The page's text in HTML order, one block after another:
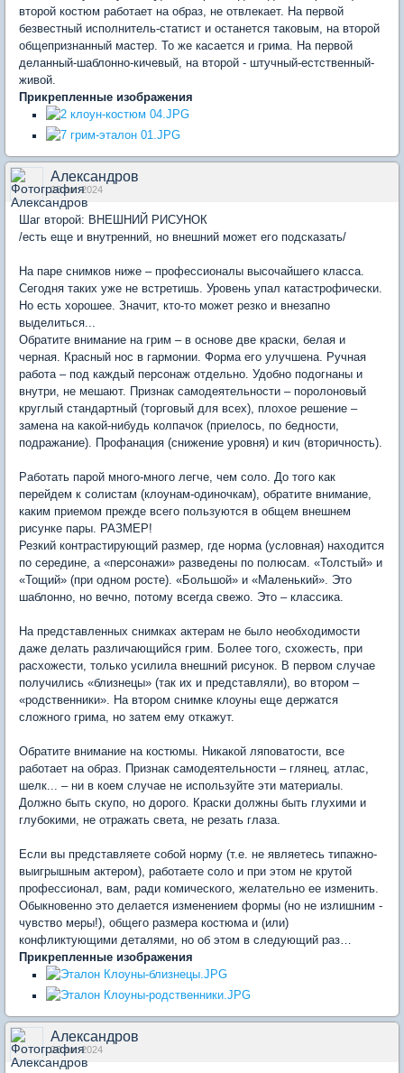
второй костюм работает на образ, не отвлекает. На первой
безвестный исполнитель-статист и останется таковым, на второй
общепризнанный мастер. То же касается и грима. На первой
деланный-шаблонно-кичевый, на второй - штучный-естственный-
живой.
Прикрепленные изображения
Александров
28 авг 2024
Шаг второй: ВНЕШНИЙ РИСУНОК
/есть еще и внутренний, но внешний может его подсказать/
На паре снимков ниже – профессионалы высочайшего класса.
Сегодня таких уже не встретишь. Уровень упал катастрофически.
Но есть хорошее. Значит, кто-то может резко и внезапно
выделиться...
Обратите внимание на грим – в основе две краски, белая и
черная. Красный нос в гармонии. Форма его улучшена. Ручная
работа – под каждый персонаж отдельно. Удобно подогнаны и
внутри, не мешают. Признак самодеятельности – поролоновый
круглый стандартный (торговый для всех), плохое решение –
замена на какой-нибудь колпачок (приелось, по бедности,
подражание). Профанация (снижение уровня) и кич (вторичность).
Работать парой много-много легче, чем соло. До того как
перейдем к солистам (клоунам-одиночкам), обратите внимание,
каким приемом прежде всего пользуются в общем внешнем
рисунке пары. РАЗМЕР!
Резкий контрастирующий размер, где норма (условная) находится
по середине, а «персонажи» разведены по полюсам. «Толстый» и
«Тощий» (при одном росте). «Большой» и «Маленький». Это
шаблонно, но вечно, потому всегда свежо. Это – классика.
На представленных снимках актерам не было необходимости
даже делать различающийся грим. Более того, схожесть, при
расхожести, только усилила внешний рисунок. В первом случае
получились «близнецы» (так их и представляли), во втором –
«родственники». На втором снимке клоуны еще держатся
сложного грима, но затем ему откажут.
Обратите внимание на костюмы. Никакой ляповатости, все
работает на образ. Признак самодеятельности – глянец, атлас,
шелк... – ни в коем случае не используйте эти материалы.
Должно быть скупо, но дорого. Краски должны быть глухими и
глубокими, не отражать света, не резать глаза.
Если вы представляете собой норму (т.е. не являетесь типажно-
выигрышным актером), работаете соло и при этом не крутой
профессионал, вам, ради комического, желательно ее изменить.
Обыкновенно это делается изменением формы (но не излишним -
чувство меры!), общего размера костюма и (или)
конфликтующими деталями, но об этом в следующий раз…
Прикрепленные изображения
Александров
28 авг 2024